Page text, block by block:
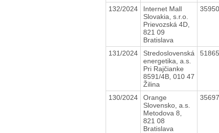
132/2024
Internet Mall
Slovakia, s.r.o.
Prievozská 4D,
821 09
Bratislava
131/2024
Stredoslovenská
energetika, a.s.
Pri Rajčianke
8591/4B, 010 47
Žilina
130/2024
Orange
Slovensko, a.s.
Metodova 8,
821 08
Bratislava